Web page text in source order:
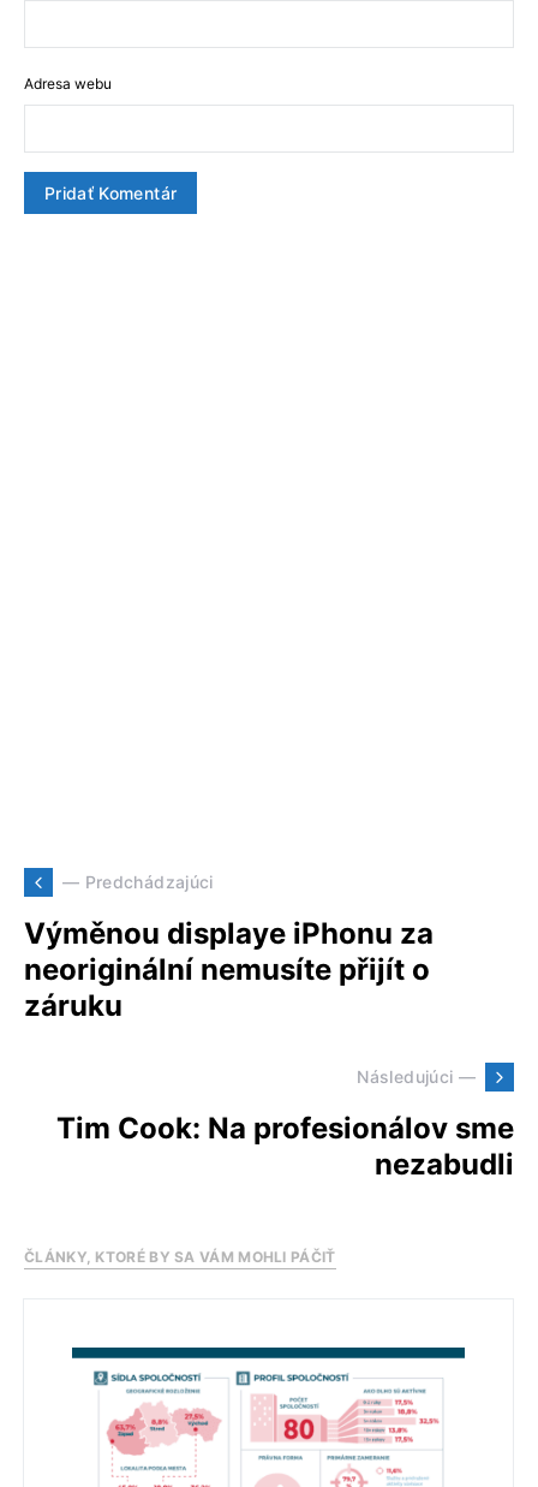
Adresa webu
— Predchádzajúci
Výměnou displaye iPhonu za
neoriginální nemusíte přijít o
záruku
Následujúci —
Tim Cook: Na profesionálov sme
nezabudli
ČLÁNKY, KTORÉ BY SA VÁM MOHLI PÁČIŤ